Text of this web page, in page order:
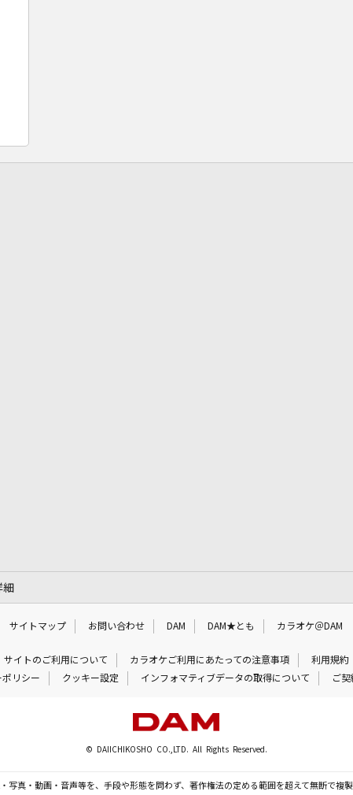
細
サイトマップ お問い合わせ DAM DAM★とも カラオケ＠DAM
サイトのご利用について カラオケご利用にあたっての注意事項
利用規約
リシー
クッキー設定 インフォマティブデータの取得について ご契
© DAIICHIKOSHO CO.,LTD. All Rights Reserved.
写真・動画・音声等を、手段や形態を問わず、著作権法の定める範囲を超えて無断で複